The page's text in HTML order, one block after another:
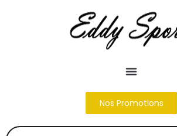
Nos Promotions